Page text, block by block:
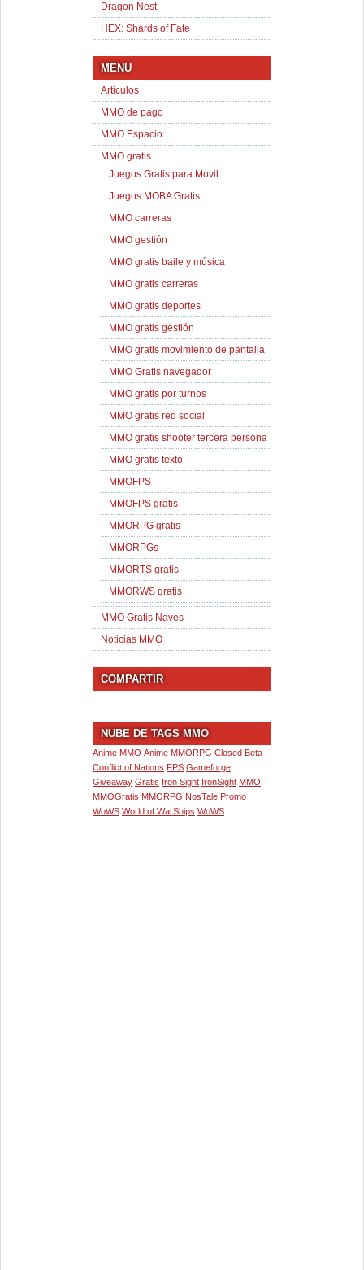
Dragon Nest
HEX: Shards of Fate
MENU
Articulos
MMO de pago
MMO Espacio
MMO gratis
Juegos Gratis para Movil
Juegos MOBA Gratis
MMO carreras
MMO gestión
MMO gratis baile y música
MMO gratis carreras
MMO gratis deportes
MMO gratis gestión
MMO gratis movimiento de pantalla
MMO Gratis navegador
MMO gratis por turnos
MMO gratis red social
MMO gratis shooter tercera persona
MMO gratis texto
MMOFPS
MMOFPS gratis
MMORPG gratis
MMORPGs
MMORTS gratis
MMORWS gratis
MMO Gratis Naves
Noticias MMO
COMPARTIR
NUBE DE TAGS MMO
Anime MMO Anime MMORPG Closed Beta
Conflict of Nations FPS Gameforge
Giveaway Gratis Iron Sight IronSight MMO
MMOGratis MMORPG NosTale Promo
WoWS World of WarShips WoWS